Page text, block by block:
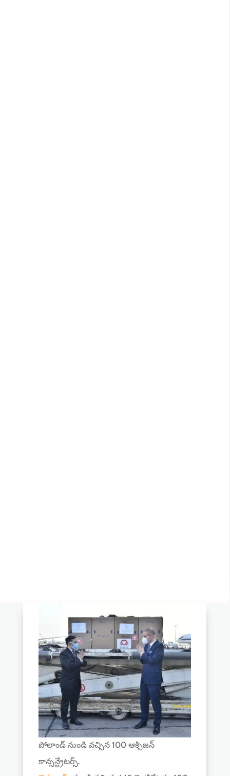
పోలాండ్ నుండి వచ్చిన 100 ఆక్సిజన్
కాన్సన్ట్రేటర్స్.